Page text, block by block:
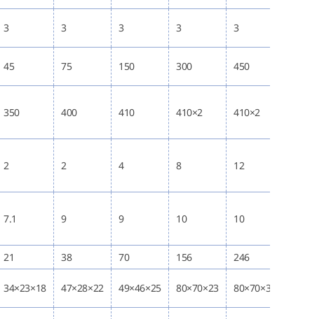
3 3 3 3 3
45 75 150 300 450
350 400 410 410×2 410×2
2 2 4 8 12
7.1 9 9 10 10
21 38 70 156
246
34×23×18 47×28×22 49×46×25 80×70×23 80×70×37